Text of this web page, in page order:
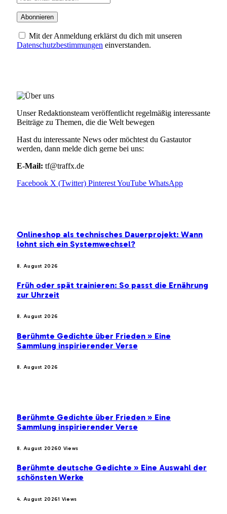
Mit der Anmeldung erklärst du dich mit unseren
Datenschutzbestimmungen einverstanden.
Unser Redaktionsteam veröffentlicht regelmäßig interessante
Beiträge zu Themen, die die Welt bewegen
Hast du interessante News oder möchtest du Gastautor
werden, dann melde dich gerne bei uns:
E-Mail: tf@traffx.de
Facebook X (Twitter) PinterestYouTube WhatsApp
Onlineshop als technisches Dauerprojekt: Wann
lohnt sich ein Systemwechsel?
8. August 2026
Früh oder spät trainieren: So passt die Ernährung
zur Uhrzeit
8. August 2026
Berühmte Gedichte über Frieden » Eine
Sammlung inspirierender Verse
8. August 2026
Berühmte Gedichte über Frieden » Eine
Sammlung inspirierender Verse
8. August 20260 Views
Berühmte deutsche Gedichte » Eine Auswahl der
schönsten Werke
4. August 20261 Views